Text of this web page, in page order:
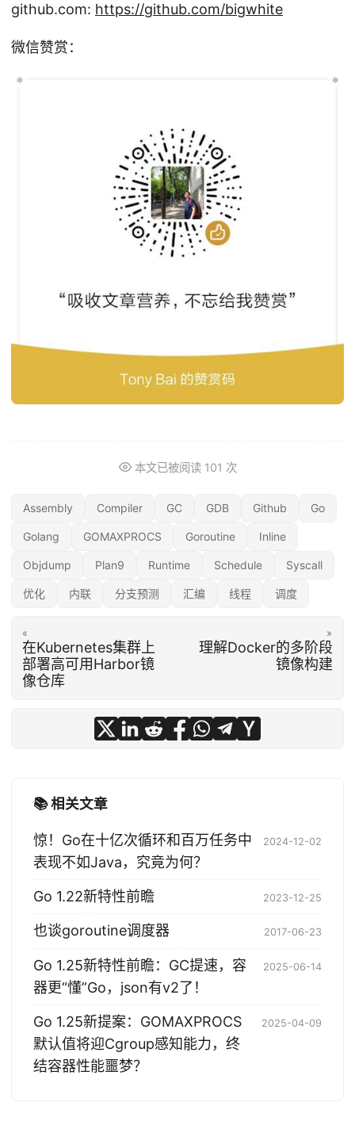
github.com: https://github.com/bigwhite
微信赞赏：
本文已被阅读 101 次
Assembly Compiler GC GDB Github Go
Golang GOMAXPROCS Goroutine Inline
Objdump Plan9 Runtime Schedule Syscall
优化 内联 分支预测 汇编 线程 调度
«
在Kubernetes集群上
部署高可用Harbor镜
像仓库
»
理解Docker的多阶段
镜像构建
📚 相关文章
惊！Go在十亿次循环和百万任务中
表现不如Java，究竟为何？
2024-12-02
Go 1.22新特性前瞻 2023-12-25
也谈goroutine调度器 2017-06-23
Go 1.25新特性前瞻：GC提速，容
器更“懂”Go，json有v2了！
2025-06-14
Go 1.25新提案：GOMAXPROCS
默认值将迎Cgroup感知能力，终
结容器性能噩梦？
2025-04-09